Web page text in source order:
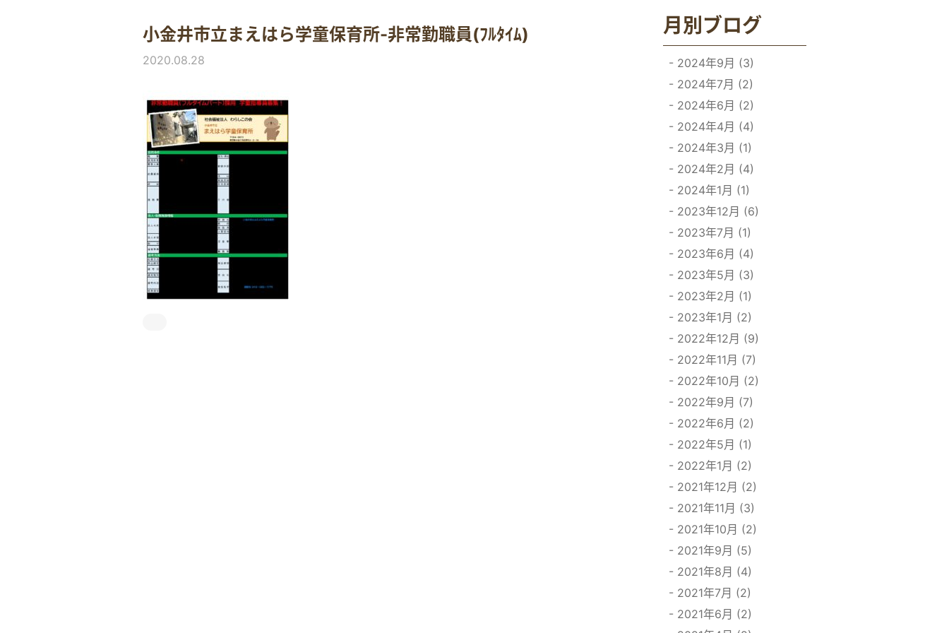
小金井市立まえはら学童保育所-非常勤職員(ﾌﾙﾀｲﾑ)
2020.08.28
月別ブログ
2024年9月 (3)
2024年7月 (2)
2024年6月 (2)
2024年4月 (4)
2024年3月 (1)
2024年2月 (4)
2024年1月 (1)
2023年12月 (6)
2023年7月 (1)
2023年6月 (4)
2023年5月 (3)
2023年2月 (1)
2023年1月 (2)
2022年12月 (9)
2022年11月 (7)
2022年10月 (2)
2022年9月 (7)
2022年6月 (2)
2022年5月 (1)
2022年1月 (2)
2021年12月 (2)
2021年11月 (3)
2021年10月 (2)
2021年9月 (5)
2021年8月 (4)
2021年7月 (2)
2021年6月 (2)